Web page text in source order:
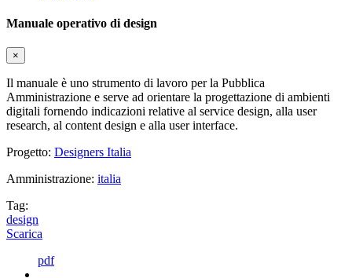
Manuale operativo di design
×
Il manuale è uno strumento di lavoro per la Pubblica
Amministrazione e serve ad orientare la progettazione di ambienti
digitali fornendo indicazioni relative al service design, alla user
research, al content design e alla user interface.
Progetto: Designers Italia
Amministrazione: italia
Tag:
design
Scarica
pdf